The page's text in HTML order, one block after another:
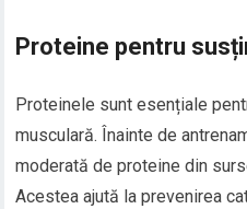
Proteine pentru
Proteinele sunt esențiale
musculară. Înainte de
moderată de proteine din
Acestea ajută la prevenirea